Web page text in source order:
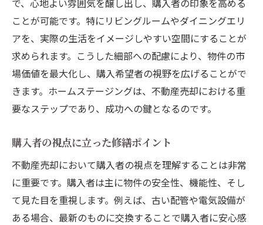
で、心地よい雰囲気を醸し出し、購入者の印象を高める
ことが可能です。特にリビングルームやダイニングエリ
アを、実際の生活をイメージしやすい空間にすることが
求められます。こうした細部への配慮により、物件の市
場価値を最大化し、購入希望者の視野を広げることがで
きます。ホームステージングは、不動産売却における重
要なステップであり、成功への鍵となるのです。
購入者の視点に立った修繕ポイント
不動産売却において購入者の視点を理解することは非常
に重要です。購入者は主に物件の安全性、機能性、そし
て見た目を重視します。例えば、古い配管や電気設備が
ある場合、最新のものに交換することで購入者に安心感